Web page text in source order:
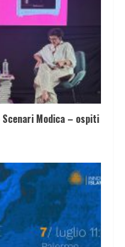
Modica – ospiti